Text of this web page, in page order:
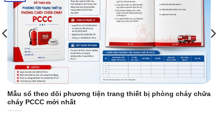
Mẫu sổ theo dõi phương tiện trang thiết bị phòng cháy chữa
cháy PCCC mới nhất